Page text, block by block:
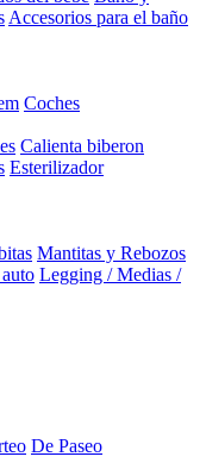
Accesorios para el baño
Coches
Calienta biberon
Esterilizador
Mantitas y Rebozos
Legging / Medias /
De Paseo